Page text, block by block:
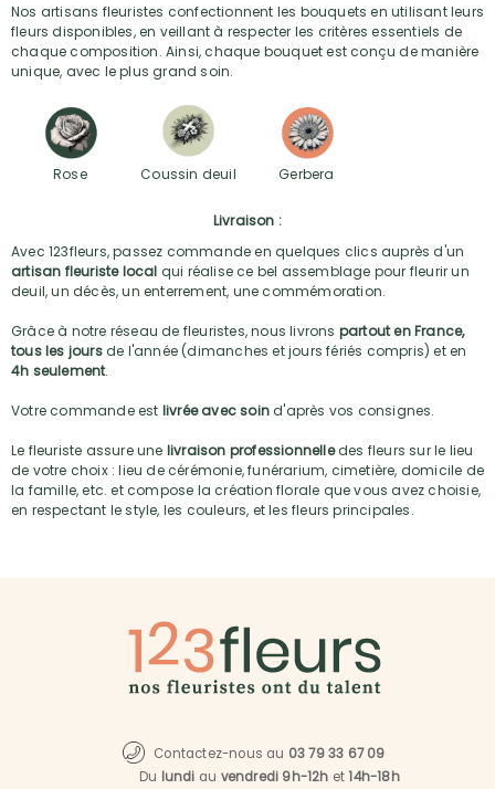
Nos artisans fleuristes confectionnent les bouquets en utilisant leurs
fleurs disponibles, en veillant à respecter les critères essentiels de
chaque composition. Ainsi, chaque bouquet est conçu de manière
unique, avec le plus grand soin.
Rose Coussin deuil Gerbera
Livraison :
Avec 123fleurs, passez commande en quelques clics auprès d'un
artisan fleuriste local qui réalise ce bel assemblage pour fleurir un
deuil, un décès, un enterrement, une commémoration.
Grâce à notre réseau de fleuristes, nous livrons partout en France,
tous les joursde l'année (dimanches et jours fériés compris) et en
4h seulement.
Votre commande est livrée avec soind'après vos consignes.
Le fleuriste assure une livraison professionnelledes fleurs sur le lieu
de votre choix : lieu de cérémonie, funérarium, cimetière, domicile de
la famille, etc. et compose la création florale que vous avez choisie,
en respectant le style, les couleurs, et les fleurs principales.
Contactez-nous au 03 79 33 67 09
Du lundi au vendredi 9h-12h et14h-18h